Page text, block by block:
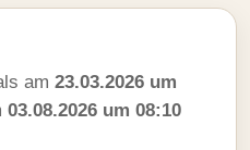
am 23.03.2026 um
03.08.2026 um 08:10